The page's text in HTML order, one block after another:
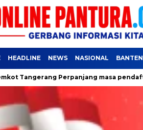
HEADLINE NEWS NASIONAL BANTEN
Perpanjang masa pendaftaran